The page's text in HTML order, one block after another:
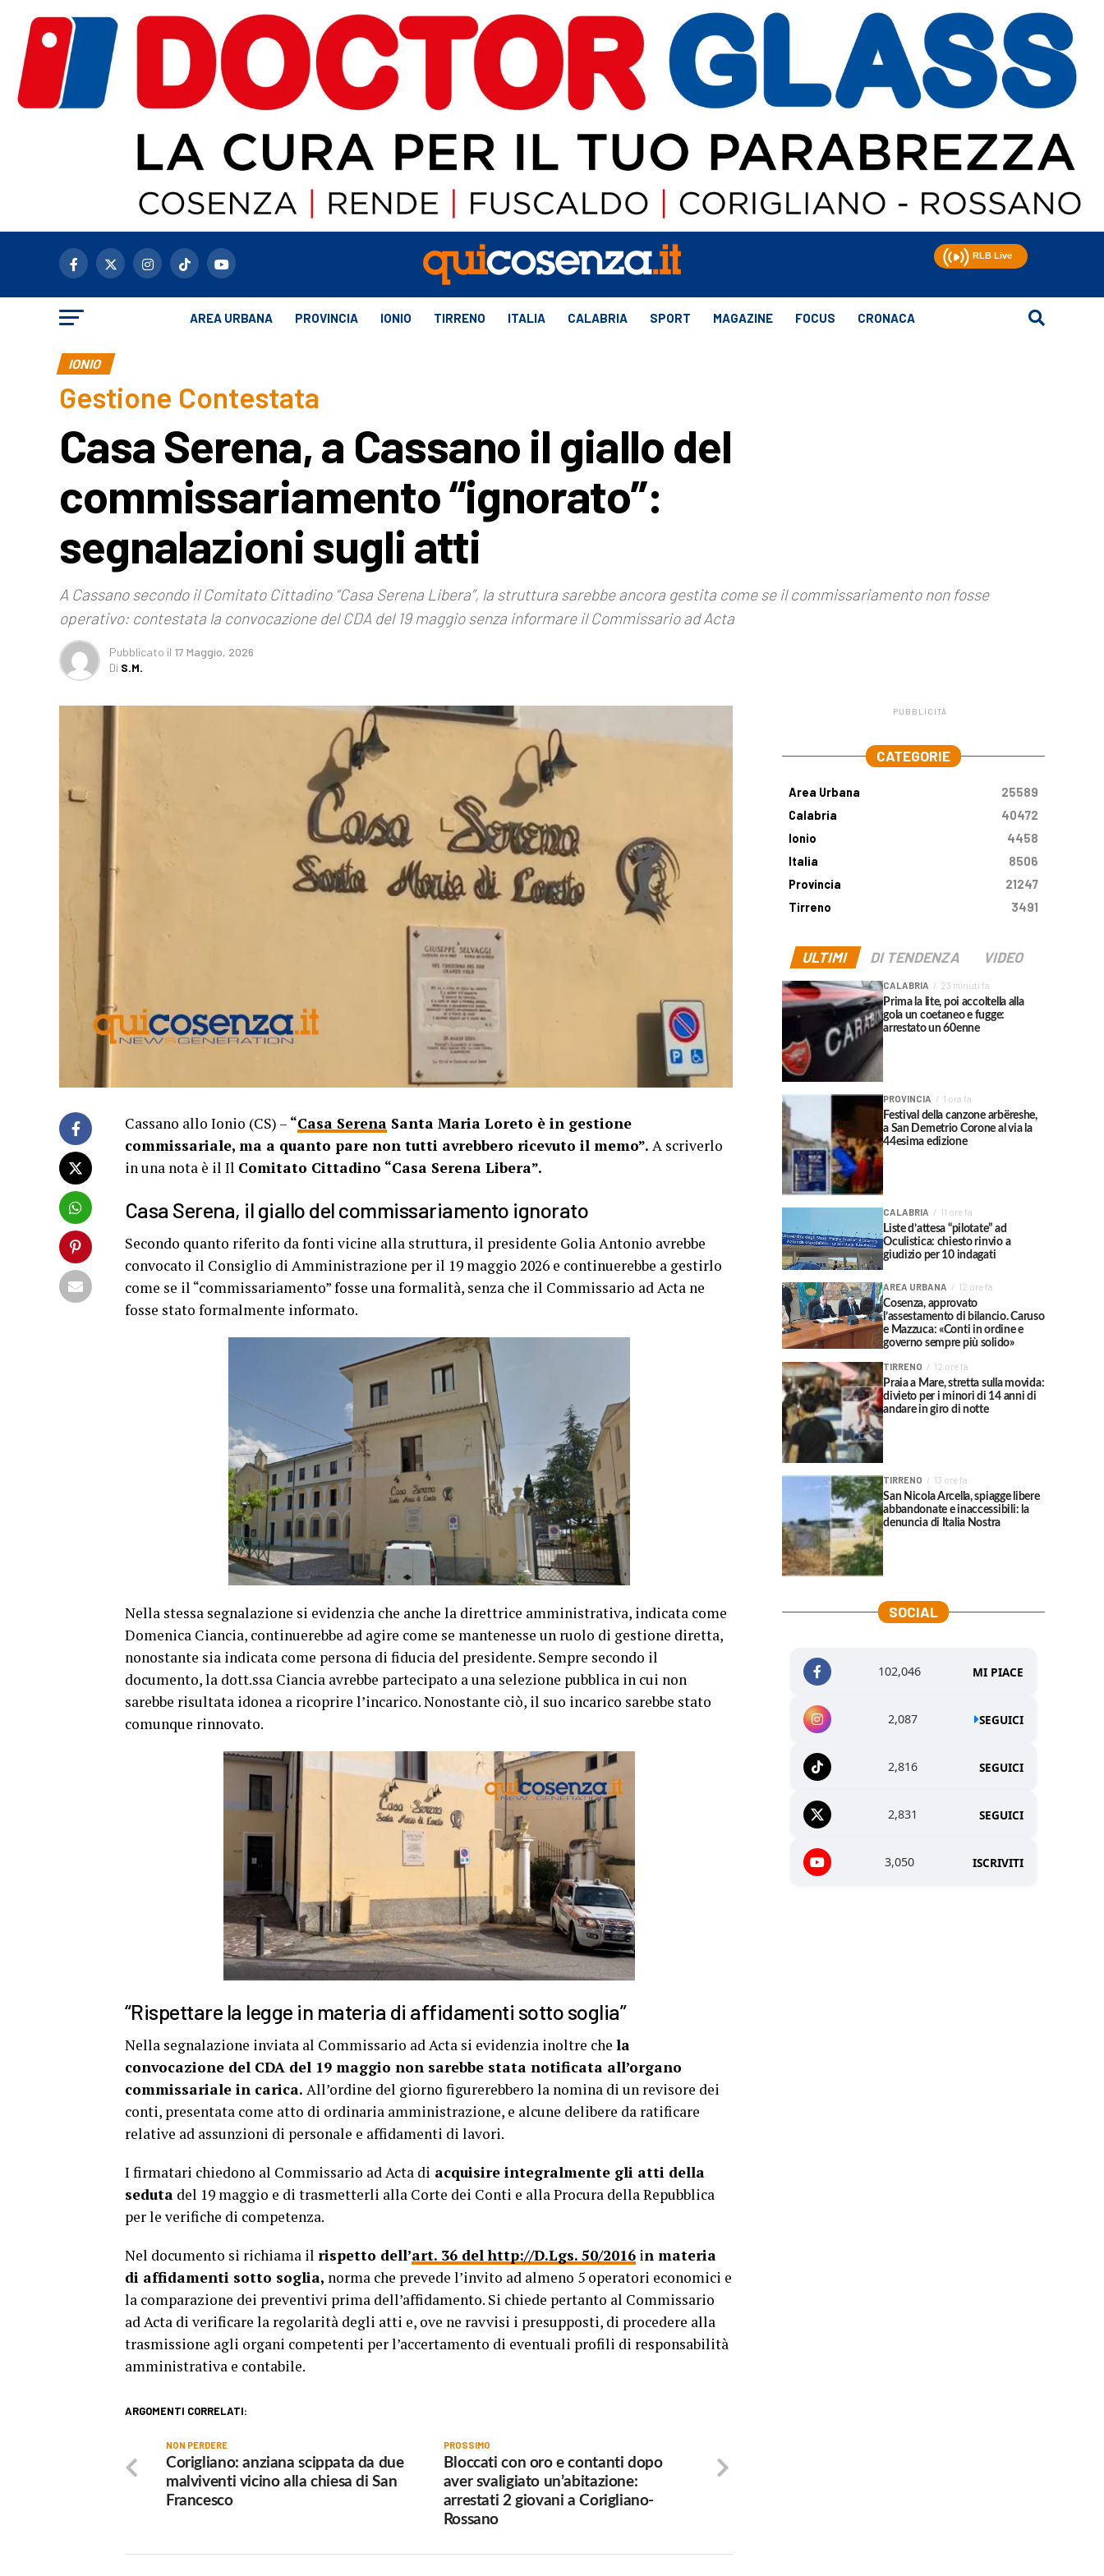
AREA URBANA PROVINCIA IONIO TIRRENO ITALIA CALABRIA SPORT MAGAZINE FOCUS CRONACA
IONIO
Gestione Contestata
Casa Serena, a Cassano il giallo del
commissariamento “ignorato”:
segnalazioni sugli atti
A Cassano secondo il Comitato Cittadino “Casa Serena Libera”, la struttura sarebbe ancora gestita come se il commissariamento non fosse
operativo: contestata la convocazione del CDA del 19 maggio senza informare il Commissario ad Acta
Pubblicato il 17 Maggio, 2026
Di S.M.
Cassano allo Ionio (CS) – “Casa Serena Santa Maria Loreto è in gestione
commissariale, ma a quanto pare non tutti avrebbero ricevuto il memo”. A scriverlo
in una nota è il Il Comitato Cittadino “Casa Serena Libera”.
Casa Serena, il giallo del commissariamento ignorato
Secondo quanto riferito da fonti vicine alla struttura, il presidente Golia Antonio avrebbe
convocato il Consiglio di Amministrazione per il 19 maggio 2026 e continuerebbe a gestirlo
come se il “commissariamento” fosse una formalità, senza che il Commissario ad Acta ne
fosse stato formalmente informato.
Nella stessa segnalazione si evidenzia che anche la direttrice amministrativa, indicata come
Domenica Ciancia, continuerebbe ad agire come se mantenesse un ruolo di gestione diretta,
nonostante sia indicata come persona di fiducia del presidente. Sempre secondo il
documento, la dott.ssa Ciancia avrebbe partecipato a una selezione pubblica in cui non
sarebbe risultata idonea a ricoprire l’incarico. Nonostante ciò, il suo incarico sarebbe stato
comunque rinnovato.
“Rispettare la legge in materia di affidamenti sotto soglia”
Nella segnalazione inviata al Commissario ad Acta si evidenzia inoltre che la
convocazione del CDA del 19 maggio non sarebbe stata notificata all’organo
commissariale in carica. All’ordine del giorno figurerebbero la nomina di un revisore dei
conti, presentata come atto di ordinaria amministrazione, e alcune delibere da ratificare
relative ad assunzioni di personale e affidamenti di lavori.
I firmatari chiedono al Commissario ad Acta di acquisire integralmente gli atti della
seduta del 19 maggio e di trasmetterli alla Corte dei Conti e alla Procura della Repubblica
per le verifiche di competenza.
Nel documento si richiama il rispetto dell’art. 36 del http://D.Lgs. 50/2016 in materia
di affidamenti sotto soglia, norma che prevede l’invito ad almeno 5 operatori economici e
la comparazione dei preventivi prima dell’affidamento. Si chiede pertanto al Commissario
ad Acta di verificare la regolarità degli atti e, ove ne ravvisi i presupposti, di procedere alla
trasmissione agli organi competenti per l’accertamento di eventuali profili di responsabilità
amministrativa e contabile.
ARGOMENTI CORRELATI:
PROSSIMO
Bloccati con oro e contanti dopo
aver svaligiato un’abitazione:
arrestati 2 giovani a Corigliano-
Rossano
NON PERDERE
Corigliano: anziana scippata da due
malviventi vicino alla chiesa di San
Francesco
PUBBLICITÀ
CATEGORIE
Area Urbana
25589
Calabria
40472
Ionio
4458
Italia
8506
Provincia
21247
Tirreno
3491
ULTIMI DI TENDENZA VIDEO
CALABRIA 23 minuti fa
Prima la lite, poi accoltella alla
gola un coetaneo e fugge:
arrestato un 60enne
PROVINCIA 1 ora fa
Festival della canzone arbëreshe,
a San Demetrio Corone al via la
44esima edizione
CALABRIA 11 ore fa
Liste d’attesa “pilotate” ad
Oculistica: chiesto rinvio a
giudizio per 10 indagati
AREA URBANA 12 ore fa
Cosenza, approvato
l’assestamento di bilancio. Caruso
e Mazzuca: «Conti in ordine e
governo sempre più solido»
TIRRENO 12 ore fa
Praia a Mare, stretta sulla movida:
divieto per i minori di 14 anni di
andare in giro di notte
TIRRENO 13 ore fa
San Nicola Arcella, spiagge libere
abbandonate e inaccessibili: la
denuncia di Italia Nostra
SOCIAL
102,046 MI PIACE
2,087 SEGUICI
2,816 SEGUICI
2,831 SEGUICI
3,050 ISCRIVITI